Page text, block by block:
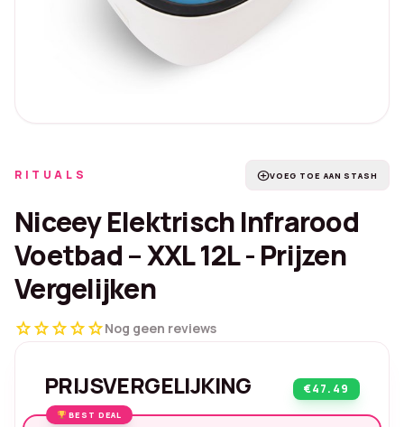
RITUALS add_circleVOEG TOE AAN STASH
Niceey Elektrisch Infrarood
Voetbad – XXL 12L - Prijzen
Vergelijken
starstarstarstarstarNog geen reviews
PRIJSVERGELIJKING €47.49
BEST DEAL